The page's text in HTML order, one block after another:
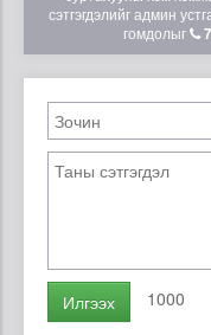
сэтгэгдэлийг админ
гомдолыг
Илгээх 1000